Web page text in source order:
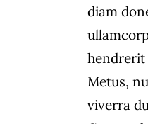
diam
hendrerit
Metus,
viverra